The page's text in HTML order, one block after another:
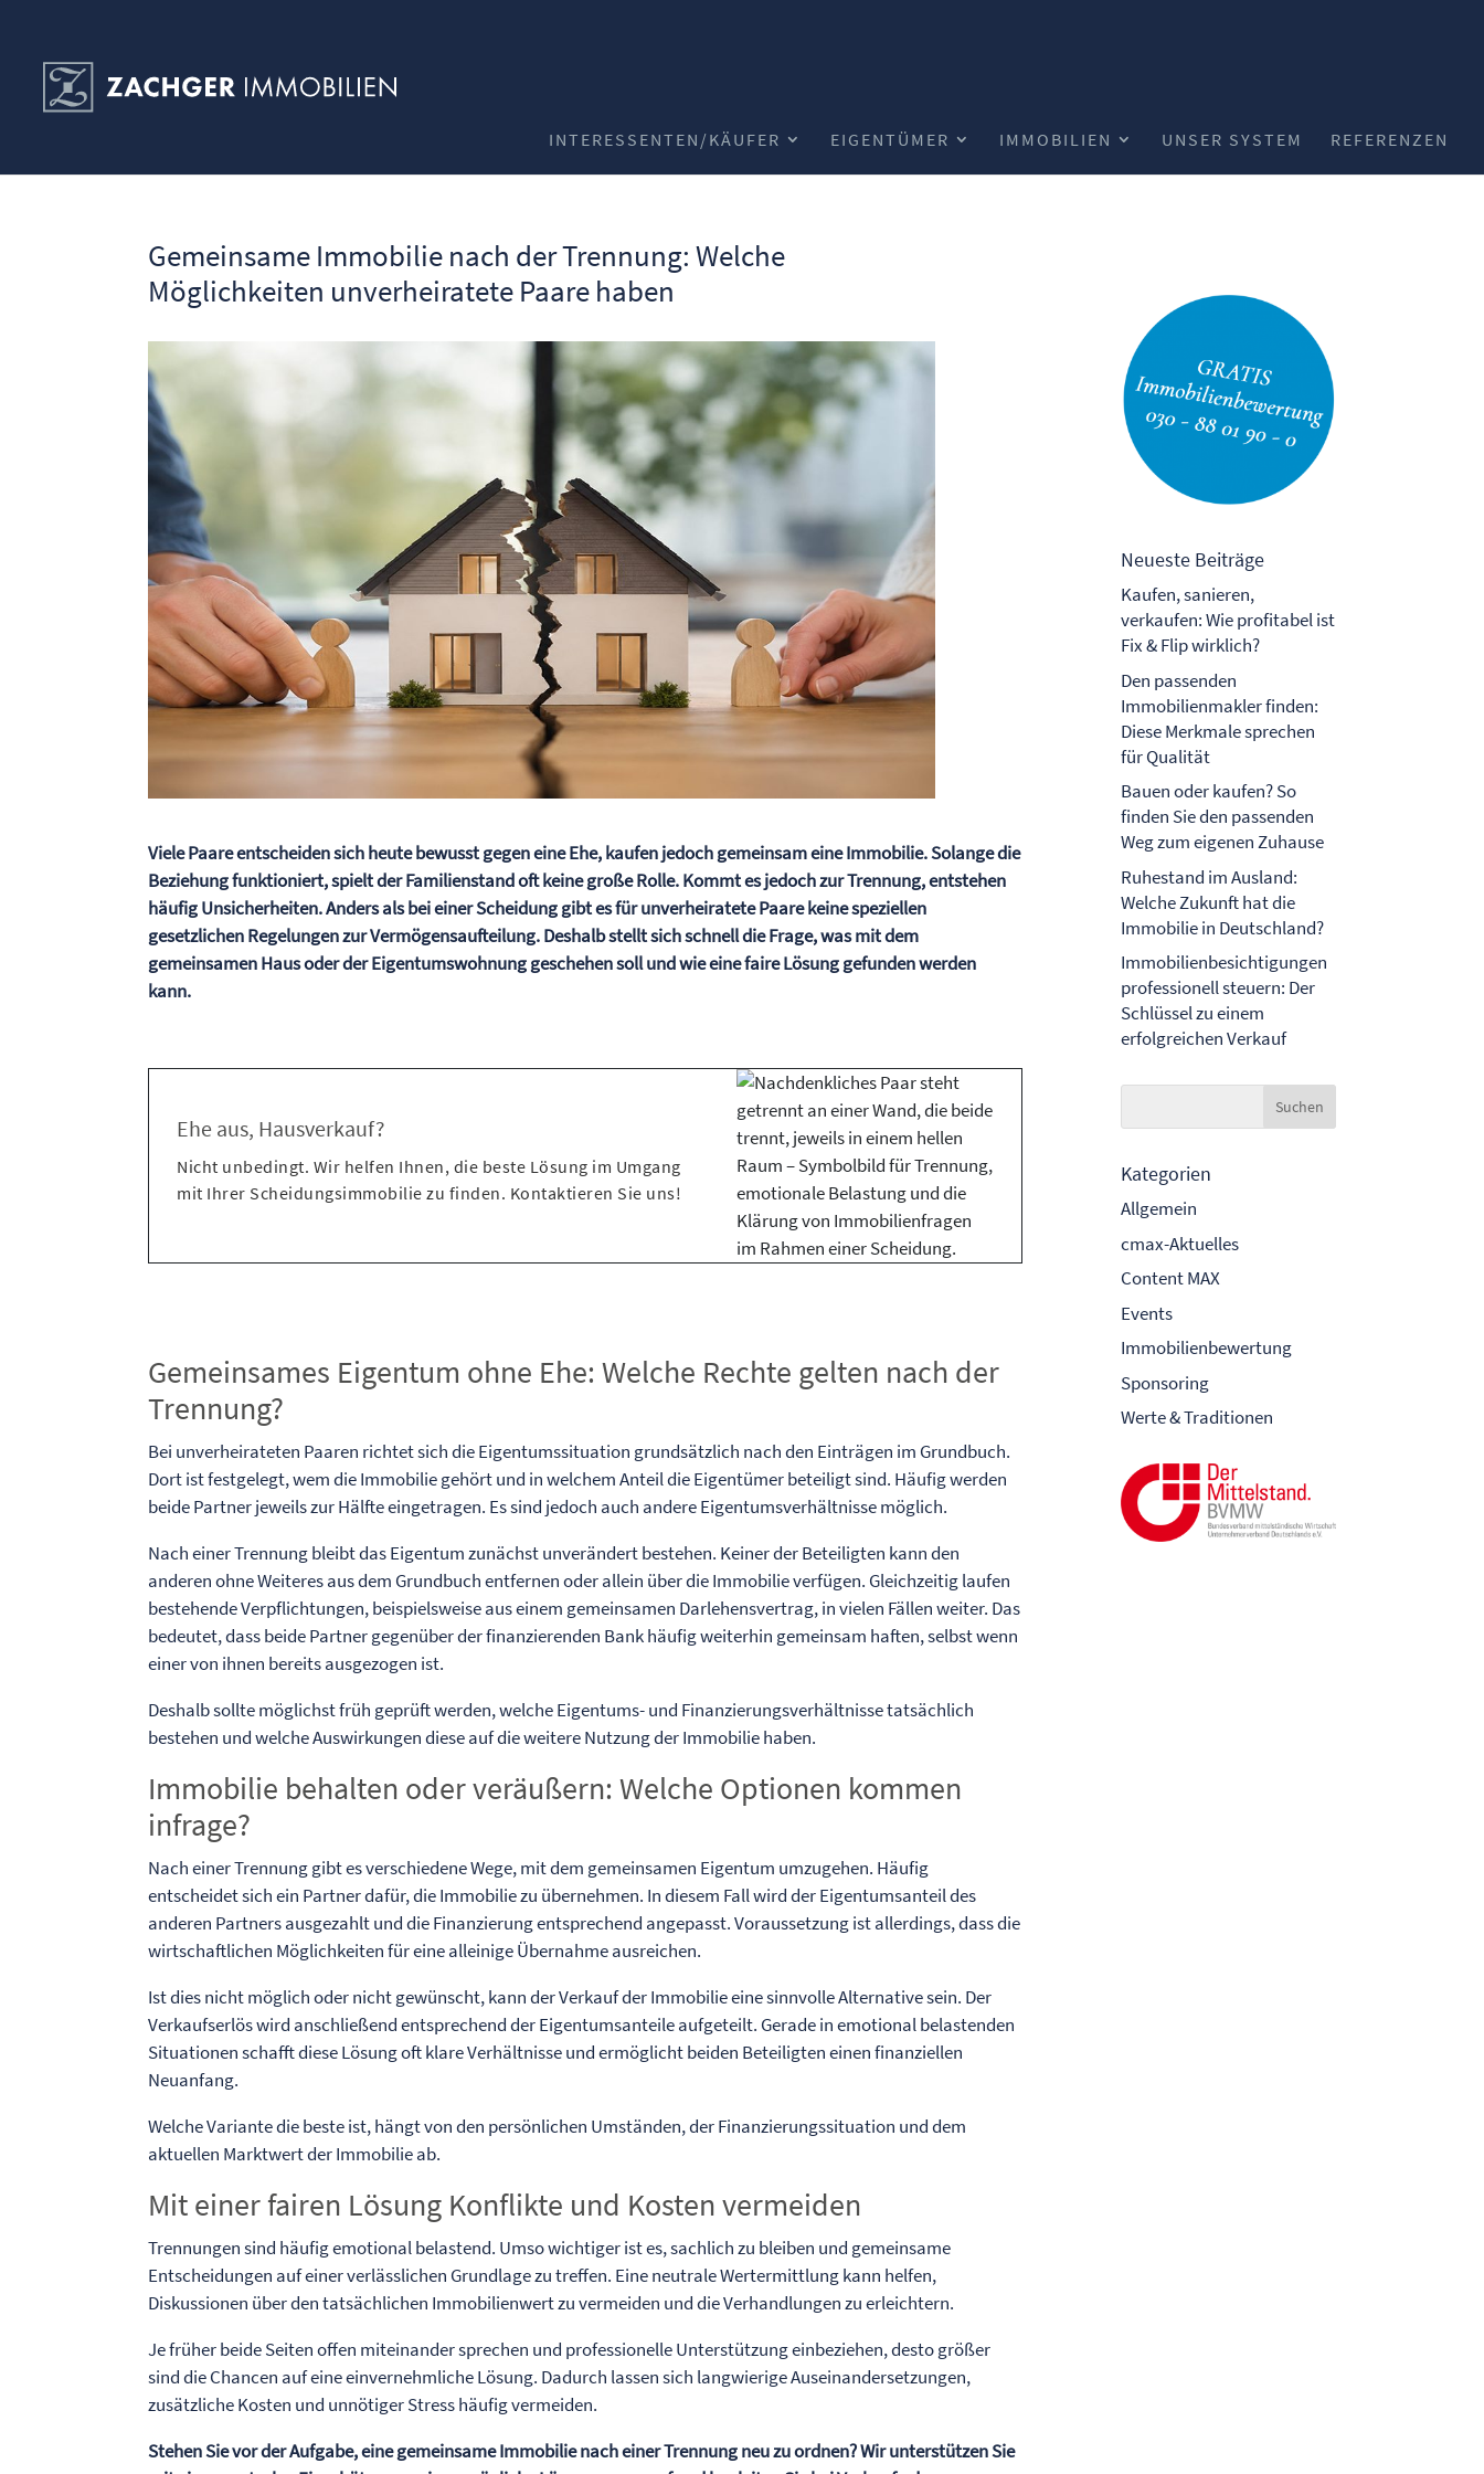
INTERESSENTEN/KÄUFER EIGENTÜMER IMMOBILIEN UNSER SYSTEM REFERENZEN
Gemeinsame Immobilie nach der Trennung: Welche
Möglichkeiten unverheiratete Paare haben
Viele Paare entscheiden sich heute bewusst gegen eine Ehe, kaufen jedoch gemeinsam eine Immobilie. Solange die
Beziehung funktioniert, spielt der Familienstand oft keine große Rolle. Kommt es jedoch zur Trennung, entstehen
häufig Unsicherheiten. Anders als bei einer Scheidung gibt es für unverheiratete Paare keine speziellen
gesetzlichen Regelungen zur Vermögensaufteilung. Deshalb stellt sich schnell die Frage, was mit dem
gemeinsamen Haus oder der Eigentumswohnung geschehen soll und wie eine faire Lösung gefunden werden
kann.
Ehe aus, Hausverkauf?
Nicht unbedingt. Wir helfen Ihnen, die beste Lösung im Umgang
mit Ihrer Scheidungsimmobilie zu finden. Kontaktieren Sie uns!
Gemeinsames Eigentum ohne Ehe: Welche Rechte gelten nach der
Trennung?
Bei unverheirateten Paaren richtet sich die Eigentumssituation grundsätzlich nach den Einträgen im Grundbuch.
Dort ist festgelegt, wem die Immobilie gehört und in welchem Anteil die Eigentümer beteiligt sind. Häufig werden
beide Partner jeweils zur Hälfte eingetragen. Es sind jedoch auch andere Eigentumsverhältnisse möglich.
Nach einer Trennung bleibt das Eigentum zunächst unverändert bestehen. Keiner der Beteiligten kann den
anderen ohne Weiteres aus dem Grundbuch entfernen oder allein über die Immobilie verfügen. Gleichzeitig laufen
bestehende Verpflichtungen, beispielsweise aus einem gemeinsamen Darlehensvertrag, in vielen Fällen weiter. Das
bedeutet, dass beide Partner gegenüber der finanzierenden Bank häufig weiterhin gemeinsam haften, selbst wenn
einer von ihnen bereits ausgezogen ist.
Deshalb sollte möglichst früh geprüft werden, welche Eigentums- und Finanzierungsverhältnisse tatsächlich
bestehen und welche Auswirkungen diese auf die weitere Nutzung der Immobilie haben.
Immobilie behalten oder veräußern: Welche Optionen kommen
infrage?
Nach einer Trennung gibt es verschiedene Wege, mit dem gemeinsamen Eigentum umzugehen. Häufig
entscheidet sich ein Partner dafür, die Immobilie zu übernehmen. In diesem Fall wird der Eigentumsanteil des
anderen Partners ausgezahlt und die Finanzierung entsprechend angepasst. Voraussetzung ist allerdings, dass die
wirtschaftlichen Möglichkeiten für eine alleinige Übernahme ausreichen.
Ist dies nicht möglich oder nicht gewünscht, kann der Verkauf der Immobilie eine sinnvolle Alternative sein. Der
Verkaufserlös wird anschließend entsprechend der Eigentumsanteile aufgeteilt. Gerade in emotional belastenden
Situationen schafft diese Lösung oft klare Verhältnisse und ermöglicht beiden Beteiligten einen finanziellen
Neuanfang.
Welche Variante die beste ist, hängt von den persönlichen Umständen, der Finanzierungssituation und dem
aktuellen Marktwert der Immobilie ab.
Mit einer fairen Lösung Konflikte und Kosten vermeiden
Trennungen sind häufig emotional belastend. Umso wichtiger ist es, sachlich zu bleiben und gemeinsame
Entscheidungen auf einer verlässlichen Grundlage zu treffen. Eine neutrale Wertermittlung kann helfen,
Diskussionen über den tatsächlichen Immobilienwert zu vermeiden und die Verhandlungen zu erleichtern.
Je früher beide Seiten offen miteinander sprechen und professionelle Unterstützung einbeziehen, desto größer
sind die Chancen auf eine einvernehmliche Lösung. Dadurch lassen sich langwierige Auseinandersetzungen,
zusätzliche Kosten und unnötiger Stress häufig vermeiden.
Stehen Sie vor der Aufgabe, eine gemeinsame Immobilie nach einer Trennung neu zu ordnen? Wir unterstützen Sie
Neueste Beiträge
Kaufen, sanieren,
verkaufen: Wie profitabel ist
Fix & Flip wirklich?
Den passenden
Immobilienmakler finden:
Diese Merkmale sprechen
für Qualität
Bauen oder kaufen? So
finden Sie den passenden
Weg zum eigenen Zuhause
Ruhestand im Ausland:
Welche Zukunft hat die
Immobilie in Deutschland?
Immobilienbesichtigungen
professionell steuern: Der
Schlüssel zu einem
erfolgreichen Verkauf
Kategorien
Allgemein
cmax-Aktuelles
Content MAX
Events
Immobilienbewertung
Sponsoring
Werte & Traditionen